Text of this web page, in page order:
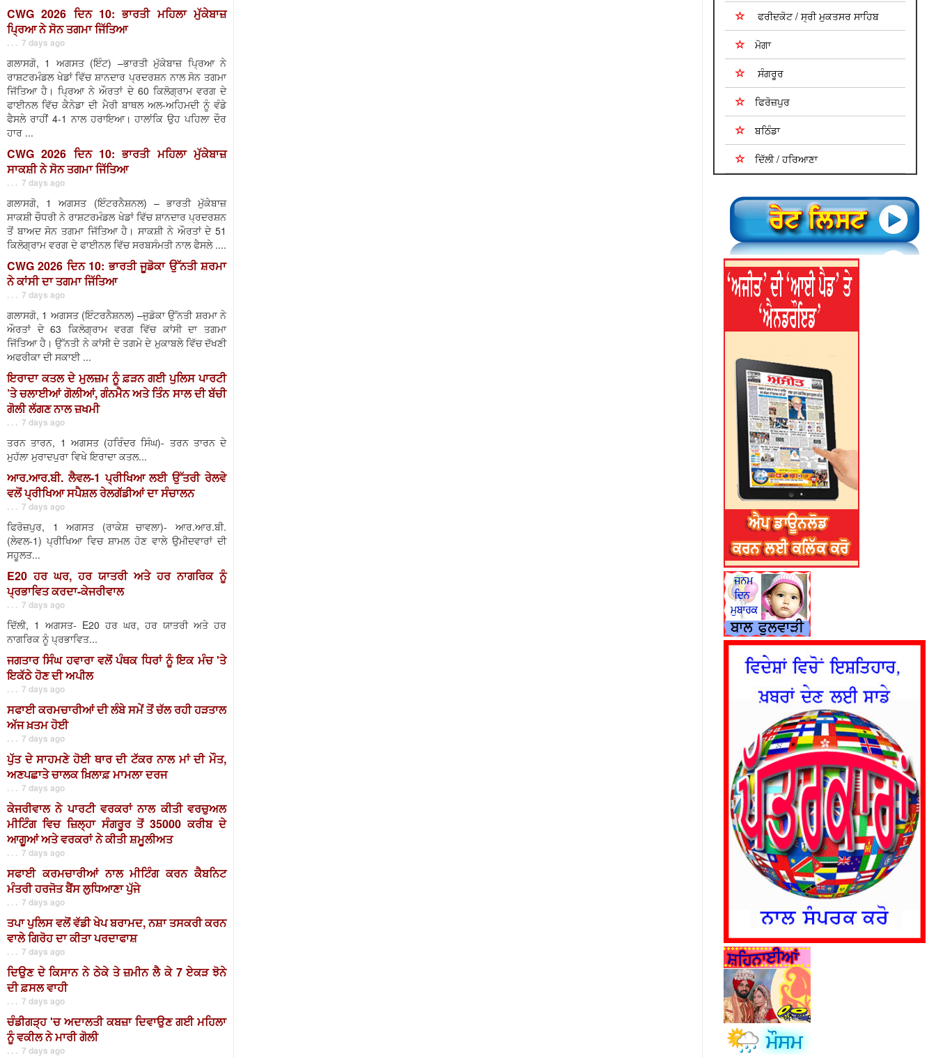
CWG 2026 ਦਿਨ 10: ਭਾਰਤੀ ਮਹਿਲਾ ਮੁੱਕੇਬਾਜ਼
ਪ੍ਰਿਆ ਨੇ ਸੋਨ ਤਗਮਾ ਜਿੱਤਿਆ
. . . 7 days ago
ਗਲਾਸਗੋ, 1 ਅਗਸਤ (ਇੰਟ) –ਭਾਰਤੀ ਮੁੱਕੇਬਾਜ਼ ਪ੍ਰਿਆ ਨੇ
ਰਾਸ਼ਟਰਮੰਡਲ ਖੇਡਾਂ ਵਿੱਚ ਸ਼ਾਨਦਾਰ ਪ੍ਰਦਰਸ਼ਨ ਨਾਲ ਸੋਨ ਤਗਮਾ
ਜਿੱਤਿਆ ਹੈ। ਪ੍ਰਿਆ ਨੇ ਔਰਤਾਂ ਦੇ 60 ਕਿਲੋਗ੍ਰਾਮ ਵਰਗ ਦੇ
ਫਾਈਨਲ ਵਿੱਚ ਕੈਨੇਡਾ ਦੀ ਮੈਰੀ ਬਾਥਲ ਅਲ-ਅਹਿਮਦੀ ਨੂੰ ਵੰਡੇ
ਫੈਸਲੇ ਰਾਹੀਂ 4-1 ਨਾਲ ਹਰਾਇਆ। ਹਾਲਾਂਕਿ ਉਹ ਪਹਿਲਾ ਦੌਰ
ਹਾਰ ...
CWG 2026 ਦਿਨ 10: ਭਾਰਤੀ ਮਹਿਲਾ ਮੁੱਕੇਬਾਜ਼
ਸਾਕਸ਼ੀ ਨੇ ਸੋਨ ਤਗਮਾ ਜਿੱਤਿਆ
. . . 7 days ago
ਗਲਾਸਗੋ, 1 ਅਗਸਤ (ਇੰਟਰਨੈਸ਼ਨਲ) – ਭਾਰਤੀ ਮੁੱਕੇਬਾਜ਼
ਸਾਕਸ਼ੀ ਚੌਧਰੀ ਨੇ ਰਾਸ਼ਟਰਮੰਡਲ ਖੇਡਾਂ ਵਿੱਚ ਸ਼ਾਨਦਾਰ ਪ੍ਰਦਰਸ਼ਨ
ਤੋਂ ਬਾਅਦ ਸੋਨ ਤਗਮਾ ਜਿੱਤਿਆ ਹੈ। ਸਾਕਸ਼ੀ ਨੇ ਔਰਤਾਂ ਦੇ 51
ਕਿਲੋਗ੍ਰਾਮ ਵਰਗ ਦੇ ਫਾਈਨਲ ਵਿੱਚ ਸਰਬਸੰਮਤੀ ਨਾਲ ਫੈਸਲੇ ....
CWG 2026 ਦਿਨ 10: ਭਾਰਤੀ ਜੂਡੋਕਾ ਉੱਨਤੀ ਸ਼ਰਮਾ
ਨੇ ਕਾਂਸੀ ਦਾ ਤਗਮਾ ਜਿੱਤਿਆ
. . . 7 days ago
ਗਲਾਸਗੋ, 1 ਅਗਸਤ (ਇੰਟਰਨੈਸ਼ਨਲ) –ਜੁਡੋਕਾ ਉੱਨਤੀ ਸ਼ਰਮਾ ਨੇ
ਔਰਤਾਂ ਦੇ 63 ਕਿਲੋਗ੍ਰਾਮ ਵਰਗ ਵਿੱਚ ਕਾਂਸੀ ਦਾ ਤਗਮਾ
ਜਿੱਤਿਆ ਹੈ। ਉੱਨਤੀ ਨੇ ਕਾਂਸੀ ਦੇ ਤਗਮੇ ਦੇ ਮੁਕਾਬਲੇ ਵਿੱਚ ਦੱਖਣੀ
ਅਫਰੀਕਾ ਦੀ ਸਕਾਈ ...
ਇਰਾਦਾ ਕਤਲ ਦੇ ਮੁਲਜ਼ਮ ਨੂੰ ਫ਼ੜਨ ਗਈ ਪੁਲਿਸ ਪਾਰਟੀ
’ਤੇ ਚਲਾਈਆਂ ਗੋਲੀਆਂ, ਗੰਨਮੈਨ ਅਤੇ ਤਿੰਨ ਸਾਲ ਦੀ ਬੱਚੀ
ਗੋਲੀ ਲੱਗਣ ਨਾਲ ਜ਼ਖਮੀ
. . . 7 days ago
ਤਰਨ ਤਾਰਨ, 1 ਅਗਸਤ (ਹਰਿੰਦਰ ਸਿੰਘ)- ਤਰਨ ਤਾਰਨ ਦੇ
ਮੁਹੱਲਾ ਮੁਰਾਦਪੁਰਾ ਵਿਖੇ ਇਰਾਦਾ ਕਤਲ...
ਆਰ.ਆਰ.ਬੀ. ਲੈਵਲ-1 ਪ੍ਰੀਖਿਆ ਲਈ ਉੱਤਰੀ ਰੇਲਵੇ
ਵਲੋਂ ਪ੍ਰੀਖਿਆ ਸਪੈਸ਼ਲ ਰੇਲਗੱਡੀਆਂ ਦਾ ਸੰਚਾਲਨ
. . . 7 days ago
ਫਿਰੋਜ਼ਪੁਰ, 1 ਅਗਸਤ (ਰਾਕੇਸ਼ ਚਾਵਲਾ)- ਆਰ.ਆਰ.ਬੀ.
(ਲੇਵਲ-1) ਪ੍ਰੀਖਿਆ ਵਿਚ ਸ਼ਾਮਲ ਹੋਣ ਵਾਲੇ ਉਮੀਦਵਾਰਾਂ ਦੀ
ਸਹੂਲਤ...
E20 ਹਰ ਘਰ, ਹਰ ਯਾਤਰੀ ਅਤੇ ਹਰ ਨਾਗਰਿਕ ਨੂੰ
ਪ੍ਰਭਾਵਿਤ ਕਰਦਾ-ਕੇਜਰੀਵਾਲ
. . . 7 days ago
ਦਿੱਲੀ, 1 ਅਗਸਤ- E20 ਹਰ ਘਰ, ਹਰ ਯਾਤਰੀ ਅਤੇ ਹਰ
ਨਾਗਰਿਕ ਨੂੰ ਪ੍ਰਭਾਵਿਤ...
ਜਗਤਾਰ ਸਿੰਘ ਹਵਾਰਾ ਵਲੋਂ ਪੰਥਕ ਧਿਰਾਂ ਨੂੰ ਇਕ ਮੰਚ 'ਤੇ
ਇਕੱਠੇ ਹੋਣ ਦੀ ਅਪੀਲ
. . . 7 days ago
ਸਫਾਈ ਕਰਮਚਾਰੀਆਂ ਦੀ ਲੰਬੇ ਸਮੇਂ ਤੋਂ ਚੱਲ ਰਹੀ ਹੜਤਾਲ
ਅੱਜ ਖ਼ਤਮ ਹੋਈ
. . . 7 days ago
ਪੁੱਤ ਦੇ ਸਾਹਮਣੇ ਹੋਈ ਥਾਰ ਦੀ ਟੱਕਰ ਨਾਲ ਮਾਂ ਦੀ ਮੌਤ,
ਅਣਪਛਾਤੇ ਚਾਲਕ ਖ਼ਿਲਾਫ਼ ਮਾਮਲਾ ਦਰਜ
. . . 7 days ago
ਕੇਜਰੀਵਾਲ ਨੇ ਪਾਰਟੀ ਵਰਕਰਾਂ ਨਾਲ ਕੀਤੀ ਵਰਚੁਅਲ
ਮੀਟਿੰਗ ਵਿਚ ਜ਼ਿਲ੍ਹਾ ਸੰਗਰੂਰ ਤੋਂ 35000 ਕਰੀਬ ਦੇ
ਆਗੂਆਂ ਅਤੇ ਵਰਕਰਾਂ ਨੇ ਕੀਤੀ ਸ਼ਮੂਲੀਅਤ
. . . 7 days ago
ਸਫਾਈ ਕਰਮਚਾਰੀਆਂ ਨਾਲ ਮੀਟਿੰਗ ਕਰਨ ਕੈਬਨਿਟ
ਮੰਤਰੀ ਹਰਜੋਤ ਬੈਂਸ ਲੁਧਿਆਣਾ ਪੁੱਜੇ
. . . 7 days ago
ਤਪਾ ਪੁਲਿਸ ਵਲੋਂ ਵੱਡੀ ਖੇਪ ਬਰਾਮਦ, ਨਸ਼ਾ ਤਸਕਰੀ ਕਰਨ
ਵਾਲੇ ਗਿਰੋਹ ਦਾ ਕੀਤਾ ਪਰਦਾਫਾਸ਼
. . . 7 days ago
ਦਿਉਣ ਦੇ ਕਿਸਾਨ ਨੇ ਠੇਕੇ ਤੇ ਜ਼ਮੀਨ ਲੈ ਕੇ 7 ਏਕੜ ਝੋਨੇ
ਦੀ ਫ਼ਸਲ ਵਾਹੀ
. . . 7 days ago
ਚੰਡੀਗੜ੍ਹ 'ਚ ਅਦਾਲਤੀ ਕਬਜ਼ਾ ਦਿਵਾਉਣ ਗਈ ਮਹਿਲਾ
ਨੂੰ ਵਕੀਲ ਨੇ ਮਾਰੀ ਗੋਲੀ
. . . 7 days ago
ਫਰੀਦਕੋਟ / ਸ੍ਰੀ ਮੁਕਤਸਰ ਸਾਹਿਬ
ਮੋਗਾ
ਸੰਗਰੂਰ
ਫਿਰੋਜ਼ਪੁਰ
ਬਠਿੰਡਾ
ਦਿੱਲੀ / ਹਰਿਆਣਾ